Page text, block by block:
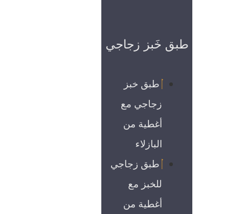
طبق خَبز زجاجي
طبق خبز
زجاجي مع
أغطية من
البازلاء
طبق زجاجي
للخبز مع
أغطية من